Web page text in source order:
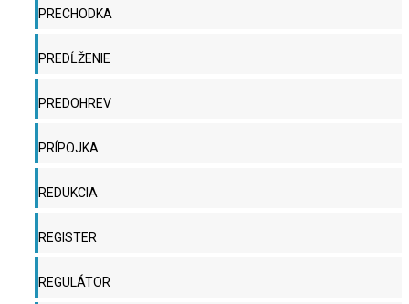
PRECHODKA
PREDĹŽENIE
PREDOHREV
PRÍPOJKA
REDUKCIA
REGISTER
REGULÁTOR